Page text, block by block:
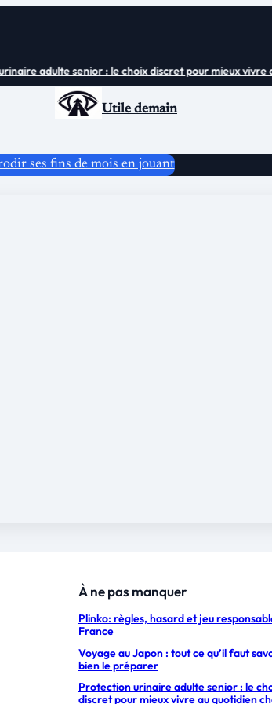
adulte senior : le choix discret pour mieux vivre au
Utile demain
ses fins de mois en jouant
À ne pas manquer
Plinko: règles, hasard et jeu
France
Voyage au Japon : tout ce qu’il faut
bien le préparer
Protection urinaire adulte senior : le
discret pour mieux vivre au quotidien